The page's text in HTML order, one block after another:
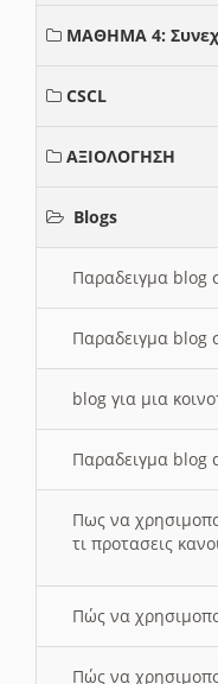
ΜΑΘΗΜΑ 4:
CSCL
ΑΞΙΟΛΟΓΗΣΗ
Blogs
Παραδειγμα blog
Παραδειγμα blog
blog για μια
Παραδειγμα blog
Πως να
τι προτασεις
Πώς να
Πώς να